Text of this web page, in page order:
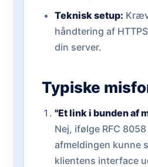
Teknisk setup:
håndtering af
din server.
Typiske
"Et link i bunden af
Nej, ifølge RFC
afmeldingen kunne
klientens interface